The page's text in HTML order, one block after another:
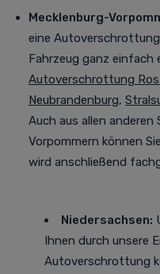
Mecklenburg-
eine
Fahrzeug ganz einfach
Autoverschrottung
Neubrandenburg,
Auch aus allen
Vorpommern können
wird anschließend
Niedersachsen:
Ihnen durch unsere
Autoverschrottung